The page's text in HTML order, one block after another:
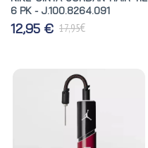
6 PK - J.100.8264.091
12,95 € 17,95€